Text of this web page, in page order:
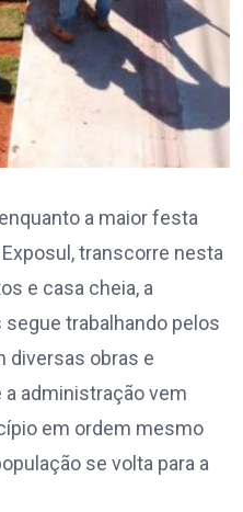
a maior festa
transcorre nesta
e casa cheia, a
trabalhando pelos
diversas obras e
administração vem
em ordem mesmo
se volta para a